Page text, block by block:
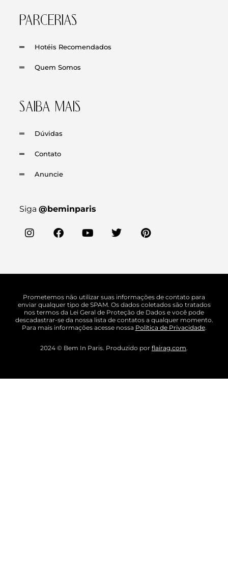
PARCERIAS
Hotéis Recomendados
Quem Somos
SAIBA MAIS
Dúvidas
Contato
Anuncie
Siga @beminparis
Prometemos não utilizar suas informações de contato para
enviar qualquer tipo de SPAM. Os dados coletados são tratados
nos termos da Lei Geral de Proteção de Dados e você pode
descadastrar-se da nossa lista de contatos a qualquer momento.
Para mais informações acesse nossa Política de Privacidade.
2024 © Bem In Paris. Produzido por flairag.com.